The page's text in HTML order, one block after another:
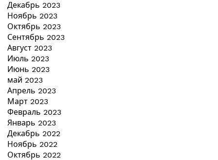
Декабрь 2023
Ноябрь 2023
Октябрь 2023
Сентябрь 2023
Август 2023
Июль 2023
Июнь 2023
май 2023
Апрель 2023
Март 2023
Февраль 2023
Январь 2023
Декабрь 2022
Ноябрь 2022
Октябрь 2022